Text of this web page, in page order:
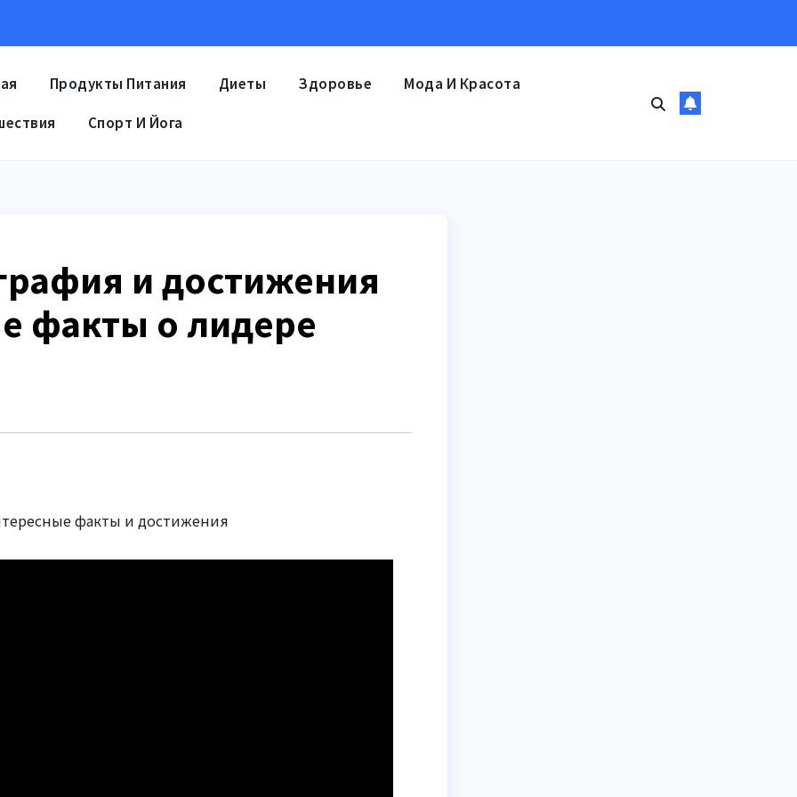
Продукты Питания Диеты Здоровье Мода И Красота
Спорт И Йога
и достижения
факты о лидере